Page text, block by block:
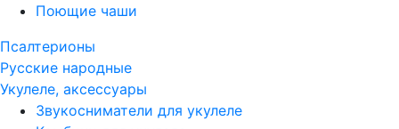
Поющие чаши
Псалтерионы
Русские народные
Укулеле, аксессуары
Звукосниматели для укулеле